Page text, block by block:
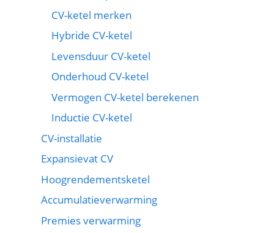
CV-ketel merken
Hybride CV-ketel
Levensduur CV-ketel
Onderhoud CV-ketel
Vermogen CV-ketel berekenen
Inductie CV-ketel
CV-installatie
Expansievat CV
Hoogrendementsketel
Accumulatieverwarming
Premies verwarming